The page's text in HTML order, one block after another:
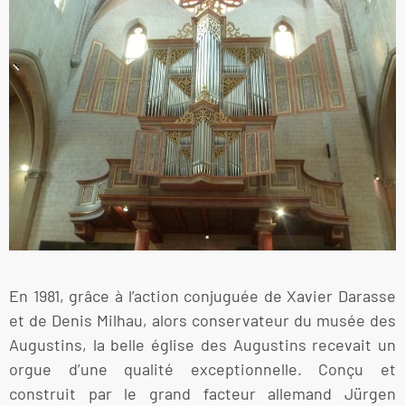
En 1981, grâce à l’action conjuguée de Xavier Darasse
et de Denis Milhau, alors conservateur du musée des
Augustins, la belle église des Augustins recevait un
orgue d’une qualité exceptionnelle. Conçu et
construit par le grand facteur allemand Jürgen